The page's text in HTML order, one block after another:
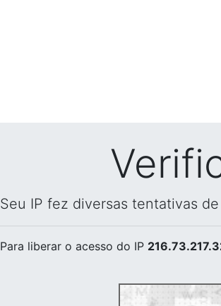
Seu IP fez diversas tentativas
Para liberar o acesso do IP